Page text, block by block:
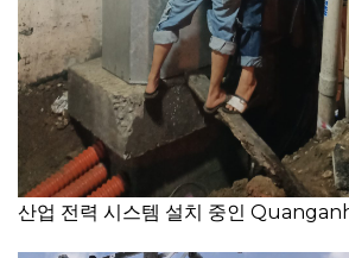
산업 전력 시스템 설치 중인